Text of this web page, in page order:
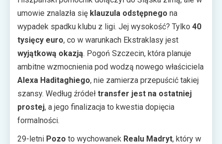
umowie znalazła się klauzula odstępnego na
wypadek spadku klubu z ligi. Jej wysokość? Tylko 40
tysięcy euro, co w warunkach Ekstraklasy jest
wyjątkową okazją. Pogoń Szczecin, która planuje
ambitne wzmocnienia pod wodzą nowego właściciela
Alexa Haditaghiego, nie zamierza przepuścić takiej
szansy. Według źródeł transfer jest na ostatniej
prostej, a jego finalizacja to kwestia dopięcia
formalności.
29-letni Pozo to wychowanek Realu Madryt, który w